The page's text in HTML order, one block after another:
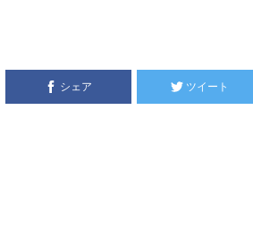
シェア ツイート